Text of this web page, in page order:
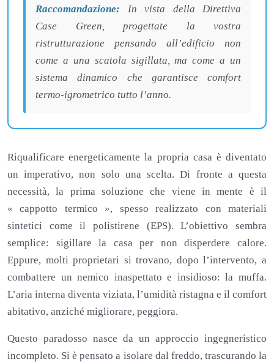
Raccomandazione: In vista della Direttiva
Case Green, progettate la vostra
ristrutturazione pensando all’edificio non
come a una scatola sigillata, ma come a un
sistema dinamico che garantisce comfort
termo-igrometrico tutto l’anno.
Riqualificare energeticamente la propria casa è diventato
un imperativo, non solo una scelta. Di fronte a questa
necessità, la prima soluzione che viene in mente è il
« cappotto termico », spesso realizzato con materiali
sintetici come il polistirene (EPS). L’obiettivo sembra
semplice: sigillare la casa per non disperdere calore.
Eppure, molti proprietari si trovano, dopo l’intervento, a
combattere un nemico inaspettato e insidioso: la muffa.
L’aria interna diventa viziata, l’umidità ristagna e il comfort
abitativo, anziché migliorare, peggiora.
Questo paradosso nasce da un approccio ingegneristico
incompleto. Si è pensato a isolare dal freddo, trascurando la